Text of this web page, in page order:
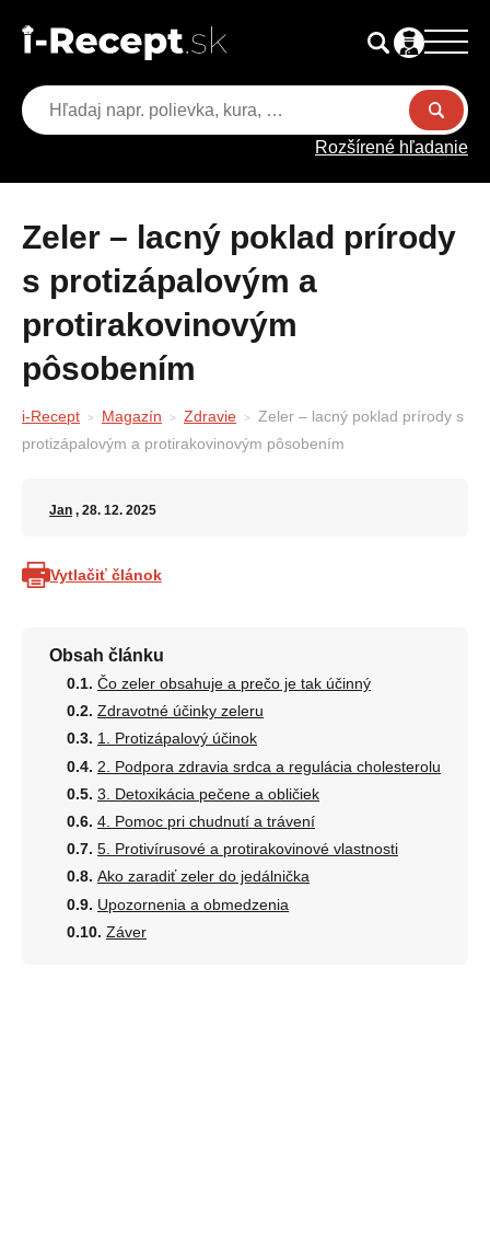
Rozšírené hľadanie
Zeler – lacný poklad prírody
s protizápalovým a
protirakovinovým
pôsobením
i-Recept Magazín Zdravie
Zeler – lacný poklad prírody s
protizápalovým a protirakovinovým pôsobením
Jan , 28. 12. 2025
Vytlačiť článok
Obsah článku
Čo zeler obsahuje a prečo je tak účinný
Zdravotné účinky zeleru
1. Protizápalový účinok
2. Podpora zdravia srdca a regulácia cholesterolu
3. Detoxikácia pečene a obličiek
4. Pomoc pri chudnutí a trávení
5. Protivírusové a protirakovinové vlastnosti
Ako zaradiť zeler do jedálnička
Upozornenia a obmedzenia
Záver